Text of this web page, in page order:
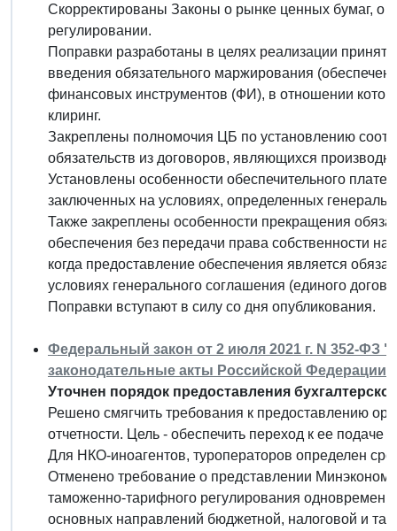
Скорректированы Законы о рынке ценных бумаг, о
регулировании.
Поправки разработаны в целях реализации
введения обязательного маржирования
финансовых инструментов (ФИ), в отношении
клиринг.
Закреплены полномочия ЦБ по установлению
обязательств из договоров, являющихся
Установлены особенности обеспечительного
заключенных на условиях, определенных
Также закреплены особенности прекращения
обеспечения без передачи права собственности
когда предоставление обеспечения является
условиях генерального соглашения (единого
Поправки вступают в силу со дня опубликования.
Федеральный закон от 2 июля 2021 г. N 352-ФЗ
законодательные акты Российской Федерации"
Уточнен порядок предоставления
Решено смягчить требования к предоставлению
отчетности. Цель - обеспечить переход к ее подаче
Для НКО-иноагентов, туроператоров определен
Отменено требование о представлении
таможенно-тарифного регулирования
основных направлений бюджетной, налоговой и